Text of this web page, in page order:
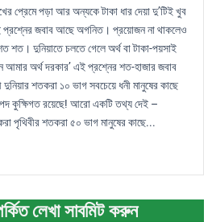
প্রেমে পড়া আর অন্যকে টাকা ধার দেয়া দু’টিই খুব
জবাব আছে অগনিত। প্রয়োজন না থাকলেও
শত। দুনিয়াতে চলতে গেলে অর্থ বা টাকা-পয়সাই
আমার অর্থ দরকার’ এই প্রশ্নের শত-হাজার জবাব
শতকরা ১০ ভাগ সবচেয়ে ধনী মানুষের কাছে
কুক্ষিগত রয়েছে! আরো একটি তথ্য দেই –
পৃথিবীর শতকরা ৫০ ভাগ মানুষের কাছে...
লেখা সাবমিট করুন